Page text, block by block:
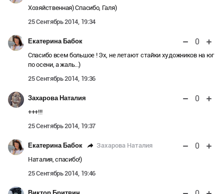
Хозяйственная) Спасибо, Галя)
25 Сентябрь 2014, 19:34
Екатерина Бабок 0
Спасибо всем большое ! Эх, не летают стайки художников на юг
по осени, а жаль...)
25 Сентябрь 2014, 19:36
Захарова Наталия 0
+++!!!
25 Сентябрь 2014, 19:37
Екатерина Бабок Захарова Наталия 0
Наталия, спасибо!)
25 Сентябрь 2014, 19:46